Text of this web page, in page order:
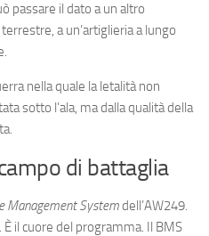
passare il dato a un altro
a un’artiglieria a lungo
nella quale la letalità non
sotto l’ala, ma dalla qualità della
di battaglia
Management Systemdell’AW249.
il cuore del programma. Il BMS